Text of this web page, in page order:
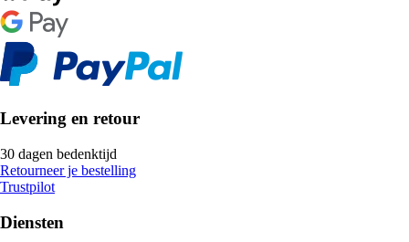
Levering en retour
30 dagen bedenktijd
Retourneer je bestelling
Trustpilot
Diensten